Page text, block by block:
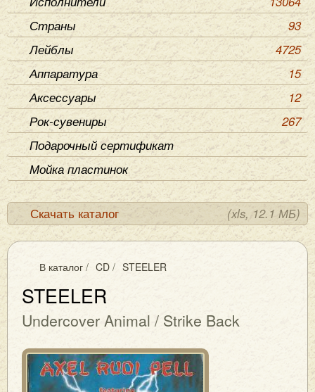
Страны
93
Лейблы
4725
Аппаратура
15
Аксессуары
12
Рок-сувениры
267
Подарочный сертификат
Мойка пластинок
Скачать каталог (xls, 12.1 МБ)
В каталог / CD / STEELER
STEELER
Undercover Animal / Strike Back